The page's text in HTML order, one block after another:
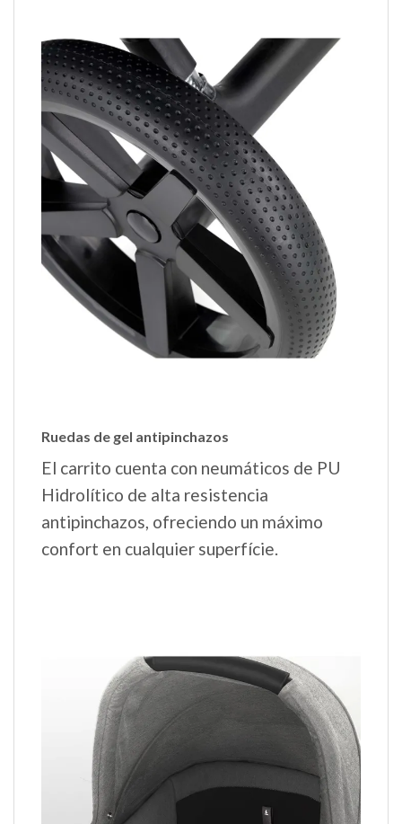
Ruedas de gel antipinchazos
El carrito cuenta con neumáticos de PU
Hidrolítico de alta resistencia
antipinchazos, ofreciendo un máximo
confort en cualquier superfície.